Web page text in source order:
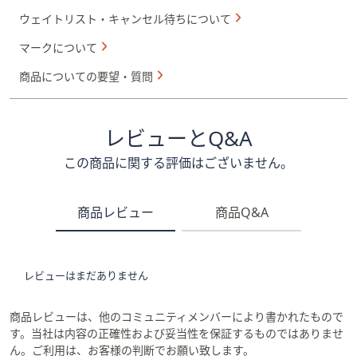
ウェイトリスト・キャンセル待ちについて
マークについて
商品についての要望・質問
レビューとQ&A
この商品に関する評価はございません。
商品レビュー 商品Q&A
レビューはまだありません
商品レビューは、他のコミュニティメンバーにより書かれたもので
す。当社は内容の正確性および妥当性を保証するものではありませ
ん。ご利用は、お客様の判断でお願い致します。